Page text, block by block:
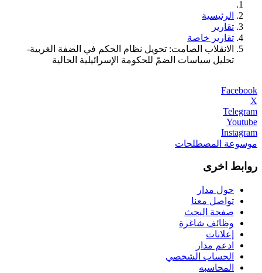
الرئيسية
تقارير
تقارير خاصة
الانقلاب الصامت: تحويل نظام الحكم في الضفة الغربية-
تحليل سياسات الضمّ للحكومة الإسرائيلية الحالية
Facebook
X
Telegram
Youtube
Instagram
موسوعة المصطلحات
روابط اخرى
حول مدار
تواصل معنا
صفحة البحث
وظائف شاغرة
إعلانات
ادعم مدار
الحساب الشخصي
المحاسبه